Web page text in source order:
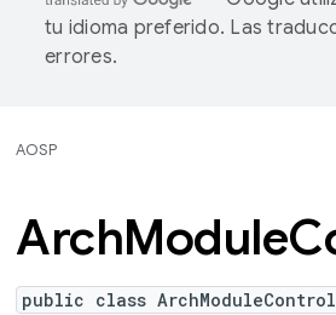
tu idioma preferido. Las
errores.
AOSP
ArchModule
public class